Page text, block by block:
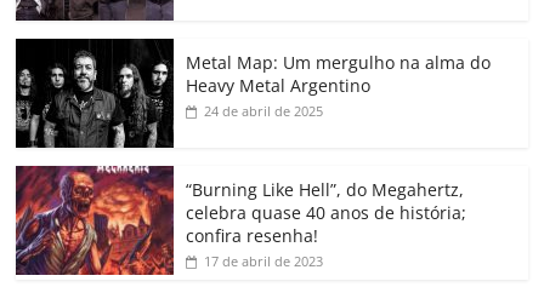
o
o
k
p a
ss
o
m
k h
Metal Map: Um mergulho na alma do
Heavy Metal Argentino
24 de abril de 2025
“Burning Like Hell”, do Megahertz,
celebra quase 40 anos de história;
confira resenha!
17 de abril de 2023